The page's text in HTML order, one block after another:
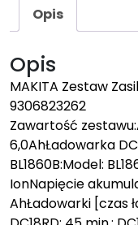
Opis
Opis
MAKITA Zestaw
9306823262
Zawartość
6,0AhŁadowarka
BL1860B:Model:
IonNapięcie
AhŁadowarki [czas